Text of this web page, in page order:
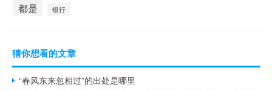
都是 银行
猜你想看的文章
“春风东来忽相过”的出处是哪里